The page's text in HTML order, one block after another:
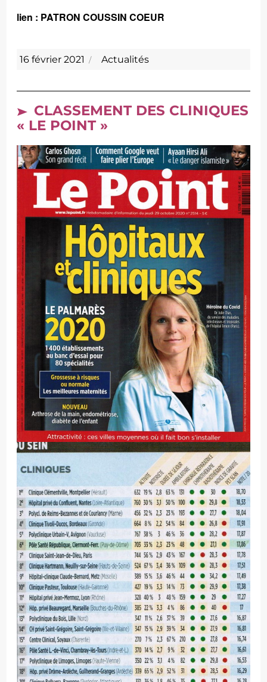
lien : PATRON COUSSIN COEUR
Publié
16 février 2021 Catégories
Actualités
CLASSEMENT DES CLINIQUES
« LE POINT »